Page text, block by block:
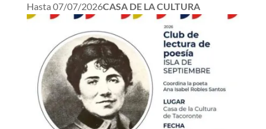
Hasta 07/07/2026CASA DE LA CULTURA